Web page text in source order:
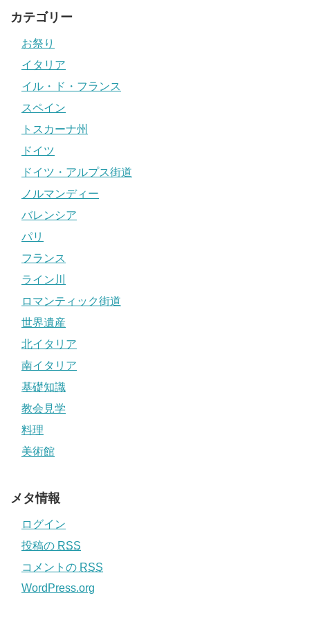
カテゴリー
お祭り
イタリア
イル・ド・フランス
スペイン
トスカーナ州
ドイツ
ドイツ・アルプス街道
ノルマンディー
バレンシア
パリ
フランス
ライン川
ロマンティック街道
世界遺産
北イタリア
南イタリア
基礎知識
教会見学
料理
美術館
メタ情報
ログイン
投稿の RSS
コメントの RSS
WordPress.org